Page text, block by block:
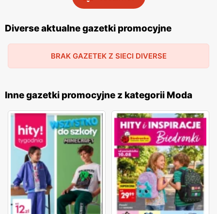
prezentują najnowsze kolekcje, wyprzedaże oraz
specjalne oferty, dzięki czemu klienci mogą planować
swoje zakupy i korzystać z wyjątkowych okazji cenowych.
jak i online, co umożliwia łatwy dostęp do aktualnych ofert.
każdy klient znajdzie coś dla siebie. Marka stawia na
innowacyjność i ciągłe udoskonalanie swoich wyrobów, co
pozwala na oferowanie odzieży, która jest nie tylko modna,
ale także wygodna i trwała. SklepyDiverse są
zlokalizowane w dogodnych miejscach na terenie całej
Polski, co ułatwia dostęp do szerokiej gamy produktów
odzieżowych i akcesoriów. Firma kładzie duży nacisk na
jakość obsługi oraz pomoc w wyborze odpowiednich
produktów, oferując fachowe doradztwo i wsparcie na
Diverse aktualne gazetki promocyjne
BRAK GAZETEK Z SIECI DIVERSE
Inne gazetki promocyjne z kategorii Moda